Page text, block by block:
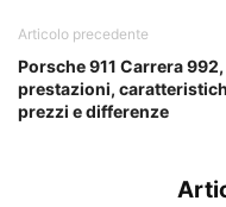
Articolo precedente
Porsche 911 Carrera 992,
prestazioni,
prezzi e differenze